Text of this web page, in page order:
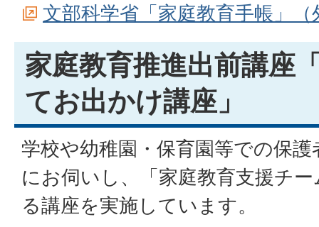
文部科学省「家庭教育手帳」
家庭教育推進出前講座
てお出かけ講座」
学校や幼稚園・保育園等での保
にお伺いし、「家庭教育支援チ
る講座を実施しています。